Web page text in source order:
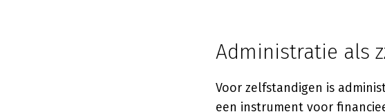
Administratie als
Voor zelfstandigen is
een instrument voor